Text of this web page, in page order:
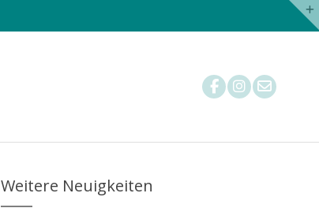
Weitere Neuigkeiten